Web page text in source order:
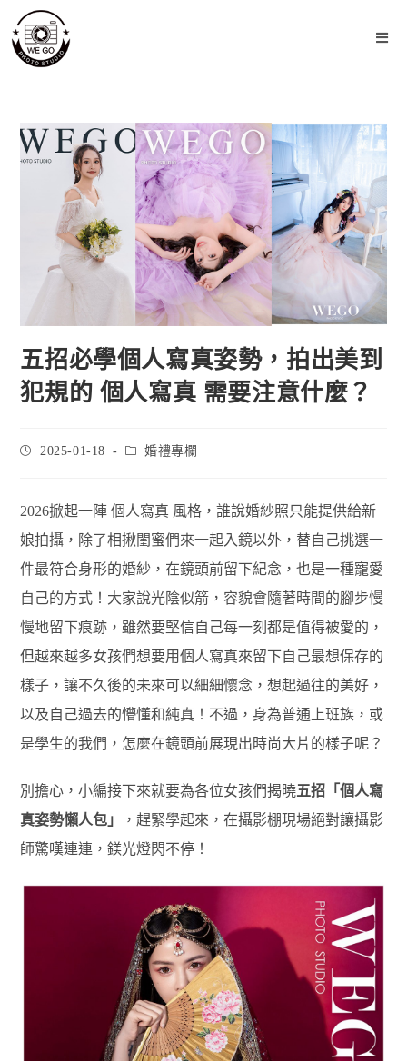
五招必學個人寫真姿勢，拍出美到
犯規的 個人寫真 需要注意什麼？
2025-01-18 婚禮專欄
2026掀起一陣 個人寫真 風格，誰說婚紗照只能提供給新
娘拍攝，除了相揪閨蜜們來一起入鏡以外，替自己挑選一
件最符合身形的婚紗，在鏡頭前留下紀念，也是一種寵愛
自己的方式！大家說光陰似箭，容貌會隨著時間的腳步慢
慢地留下痕跡，雖然要堅信自己每一刻都是值得被愛的，
但越來越多女孩們想要用個人寫真來留下自己最想保存的
樣子，讓不久後的未來可以細細懷念，想起過往的美好，
以及自己過去的懵懂和純真！不過，身為普通上班族，或
是學生的我們，怎麼在鏡頭前展現出時尚大片的樣子呢？
別擔心，小編接下來就要為各位女孩們揭曉五招「個人寫
真姿勢懶人包」
，趕緊學起來，在攝影棚現場絕對讓攝影
師驚嘆連連，鎂光燈閃不停！